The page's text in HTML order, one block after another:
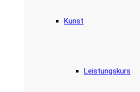
Kunst
Leistungskurs